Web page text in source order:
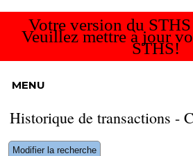
Votre version du
Veuillez mettre à jour
STHS!
MENU
Historique de transactions -
Modifier la recherche